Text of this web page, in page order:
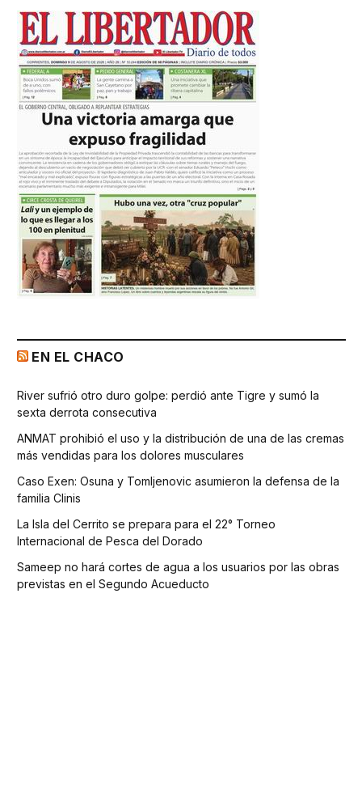
EN EL CHACO
River sufrió otro duro golpe: perdió ante Tigre y sumó la
sexta derrota consecutiva
ANMAT prohibió el uso y la distribución de una de las cremas
más vendidas para los dolores musculares
Caso Exen: Osuna y Tomljenovic asumieron la defensa de la
familia Clinis
La Isla del Cerrito se prepara para el 22° Torneo
Internacional de Pesca del Dorado
Sameep no hará cortes de agua a los usuarios por las obras
previstas en el Segundo Acueducto